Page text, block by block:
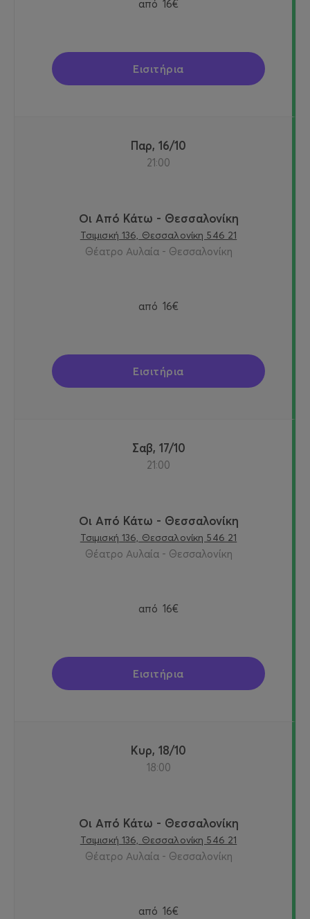
από 16€
Εισιτήρια
Παρ, 16/10
21:00
Οι Από Κάτω - Θεσσαλονίκη
Τσιμισκή 136, Θεσσαλονίκη 546 21
Θέατρο Αυλαία - Θεσσαλονίκη
από 16€
Εισιτήρια
Σαβ, 17/10
21:00
Οι Από Κάτω - Θεσσαλονίκη
Τσιμισκή 136, Θεσσαλονίκη 546 21
Θέατρο Αυλαία - Θεσσαλονίκη
από 16€
Εισιτήρια
Κυρ, 18/10
18:00
Οι Από Κάτω - Θεσσαλονίκη
Τσιμισκή 136, Θεσσαλονίκη 546 21
Θέατρο Αυλαία - Θεσσαλονίκη
από 16€